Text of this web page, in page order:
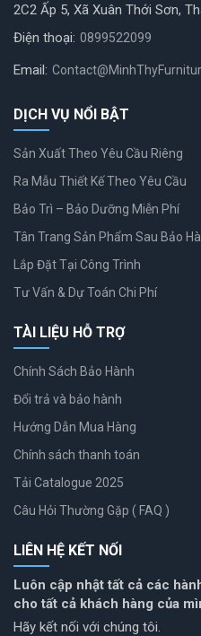
2C2 Ấp 5, Xã Xuân Thới Sơn,
Điện thoại: 0899522099
Email:
DỊCH VỤ NỔI BẬT
Sản Xuất Theo Yêu Cầu Riêng
Ra Mẫu Thiết Kế Theo Yêu Cầu
Bảo Trì – Bảo Dưỡng Miễn Phí
Tân Trang Sản Phẩm Sau Bảo
Lắp Đặt Tại Công Trình
Tư Vấn & Dự Toán Chi Phí
TÀI LIỆU HỖ TRỢ
Chính Sách Bảo Hành
Đổi trả và bảo hành
Hướng Dẫn Mua Hàng
Chính sách thanh toán
Tải Catalogue 2025
Câu Hỏi Thường Gặp ( FAQ )
LIÊN HỆ KẾT NỐI
Luôn cập nhật tất cả các
cho tất cả khách hàng của
Hãy kết nối với chúng tôi.